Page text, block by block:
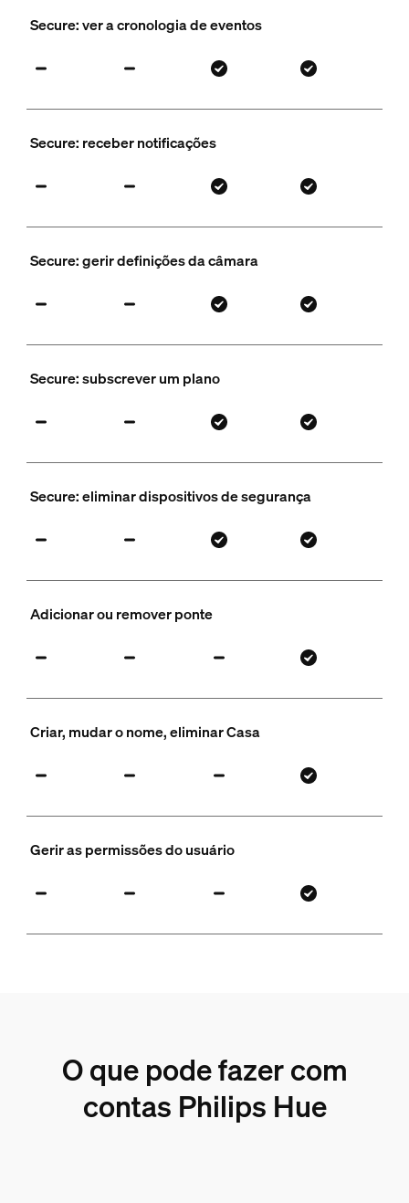
Secure: ver a cronologia de eventos
Secure: receber notificações
Secure: gerir definições da câmara
Secure: subscrever um plano
Secure: eliminar dispositivos de segurança
Adicionar ou remover ponte
Criar, mudar o nome, eliminar Casa
Gerir as permissões do usuário
O que pode fazer com
contas Philips Hue